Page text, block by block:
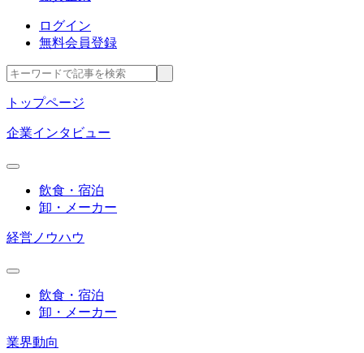
ログイン
無料会員登録
トップページ
企業インタビュー
飲食・宿泊
卸・メーカー
経営ノウハウ
飲食・宿泊
卸・メーカー
業界動向